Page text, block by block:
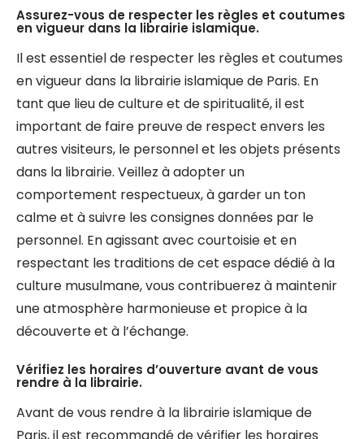
Assurez-vous de respecter les règles et coutumes
en vigueur dans la librairie islamique.
Il est essentiel de respecter les règles et coutumes
en vigueur dans la librairie islamique de Paris. En
tant que lieu de culture et de spiritualité, il est
important de faire preuve de respect envers les
autres visiteurs, le personnel et les objets présents
dans la librairie. Veillez à adopter un
comportement respectueux, à garder un ton
calme et à suivre les consignes données par le
personnel. En agissant avec courtoisie et en
respectant les traditions de cet espace dédié à la
culture musulmane, vous contribuerez à maintenir
une atmosphère harmonieuse et propice à la
découverte et à l’échange.
Vérifiez les horaires d’ouverture avant de vous
rendre à la librairie.
Avant de vous rendre à la librairie islamique de